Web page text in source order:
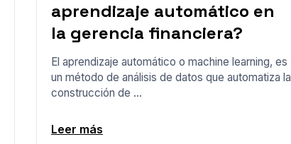
aprendizaje automático en
la gerencia financiera?
El aprendizaje automático o machine learning, es
un método de análisis de datos que automatiza la
construcción de ...
Leer más